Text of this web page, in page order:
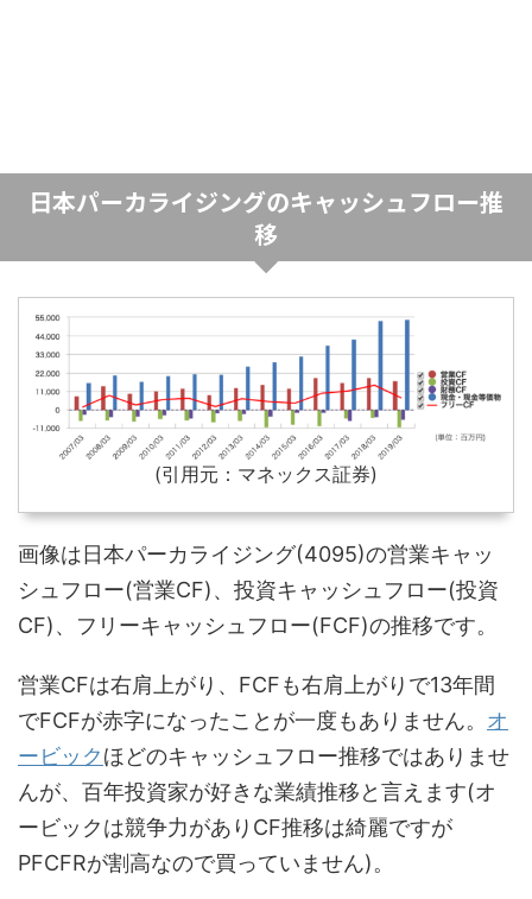
日本パーカライジングのキャッシュフロー推
移
(引用元：マネックス証券)
画像は日本パーカライジング(4095)の営業キャッ
シュフロー(営業CF)、投資キャッシュフロー(投資
CF)、フリーキャッシュフロー(FCF)の推移です。
営業CFは右肩上がり、FCFも右肩上がりで13年間
でFCFが赤字になったことが一度もありません。 オ
ービックほどのキャッシュフロー推移ではありませ
んが、百年投資家が好きな業績推移と言えます(オ
ービックは競争力がありCF推移は綺麗ですが
PFCFRが割高なので買っていません)。